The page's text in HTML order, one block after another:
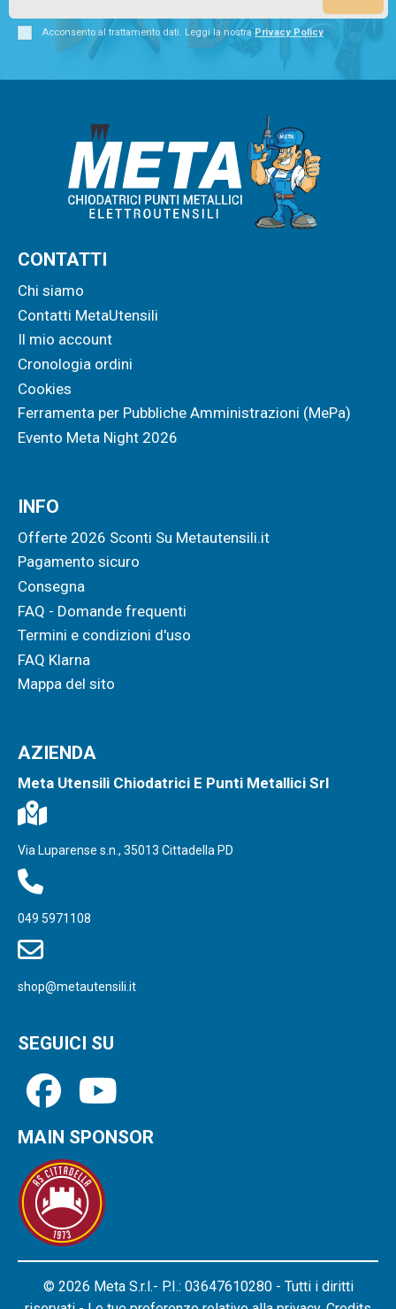
Acconsento al trattamento dati. Leggi la nostraPrivacy Policy
CONTATTI
Chi siamo
Contatti MetaUtensili
Il mio account
Cronologia ordini
Cookies
Ferramenta per Pubbliche Amministrazioni (MePa)
Evento Meta Night 2026
INFO
Offerte 2026 Sconti Su Metautensili.it
Pagamento sicuro
Consegna
FAQ - Domande frequenti
Termini e condizioni d'uso
FAQ Klarna
Mappa del sito
AZIENDA
Meta Utensili Chiodatrici E Punti Metallici Srl
Via Luparense s.n., 35013 Cittadella PD
049 5971108
shop@metautensili.it
SEGUICI SU
MAIN SPONSOR
© 2026 Meta S.r.l.- P.I.: 03647610280 - Tutti i diritti